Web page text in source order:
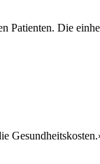
Patienten. Die